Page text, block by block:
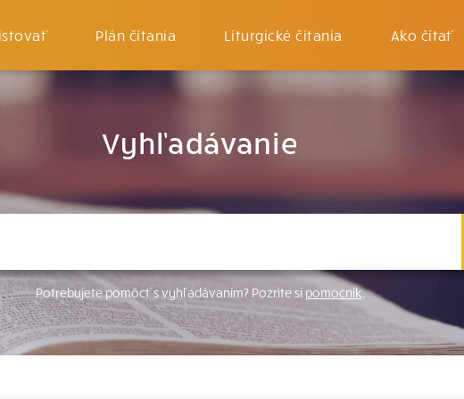
Plán čítania Liturgické čítania Ako čítať
Vyhľadávanie
Potrebujete pomôcť s vyhľadávaním? Pozrite si pomocník.